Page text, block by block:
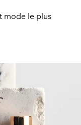
mode le plus